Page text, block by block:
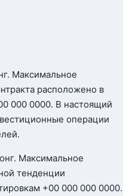
Максимальное
расположено в
000 0000. В настоящий
операции
Максимальное
тенденции
+00 000 000 0000.